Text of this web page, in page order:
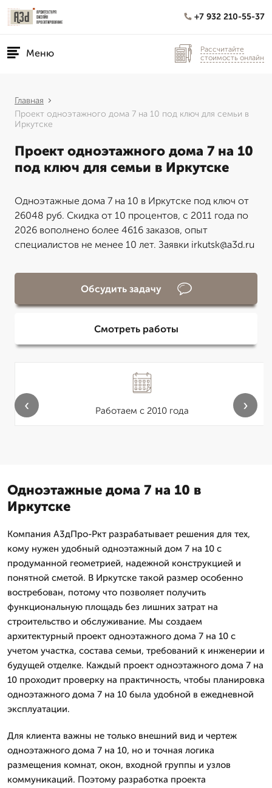
+7 932 210-55-37
Меню
Рассчитайте
стоимость онлайн
Главная
Проект одноэтажного дома 7 на 10 под ключ для семьи в
Иркутске
Проект одноэтажного дома 7 на 10
под ключ для семьи в Иркутске
Одноэтажные дома 7 на 10 в Иркутске под ключ от
26048 руб. Скидка от 10 процентов, с 2011 года по
2026 вополнено более 4616 заказов, опыт
специалистов не менее 10 лет. Заявки irkutsk@a3d.ru
Обсудить задачу
Смотреть работы
Работаем с 2010 года
‹ ›
Одноэтажные дома 7 на 10 в
Иркутске
Компания А3дПро-Ркт разрабатывает решения для тех,
кому нужен удобный одноэтажный дом 7 на 10 с
продуманной геометрией, надежной конструкцией и
понятной сметой. В Иркутске такой размер особенно
востребован, потому что позволяет получить
функциональную площадь без лишних затрат на
строительство и обслуживание. Мы создаем
архитектурный проект одноэтажного дома 7 на 10 с
учетом участка, состава семьи, требований к инженерии и
будущей отделке. Каждый проект одноэтажного дома 7 на
10 проходит проверку на практичность, чтобы планировка
одноэтажного дома 7 на 10 была удобной в ежедневной
эксплуатации.
Для клиента важны не только внешний вид и чертеж
одноэтажного дома 7 на 10, но и точная логика
размещения комнат, окон, входной группы и узлов
коммуникаций. Поэтому разработка проекта